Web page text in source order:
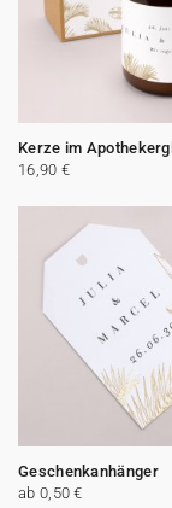
Kerze im
16,90 €
Geschenkanhänger
ab 0,50 €